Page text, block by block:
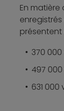
En
présentent
370
497
631 000